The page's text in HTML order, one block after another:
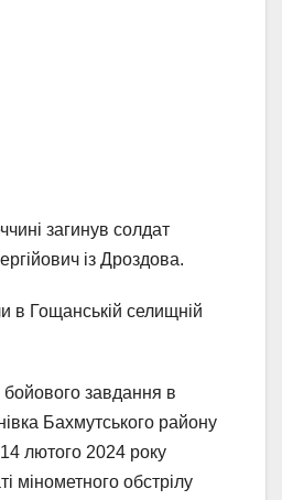
загинув солдат
із Дроздова.
в Гощанській селищній
завдання в
Бахмутського району
лютого 2024 року
мінометного обстрілу